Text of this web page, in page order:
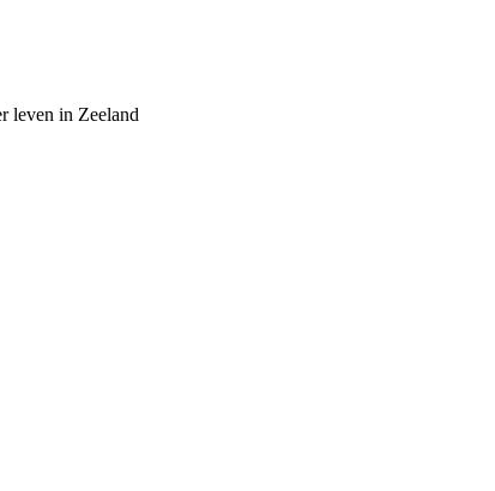
leven in Zeeland